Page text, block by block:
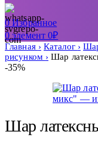
0Избранное
0элемент 0₽
Главная Каталог
рисунком
Шар
-35%
Шар